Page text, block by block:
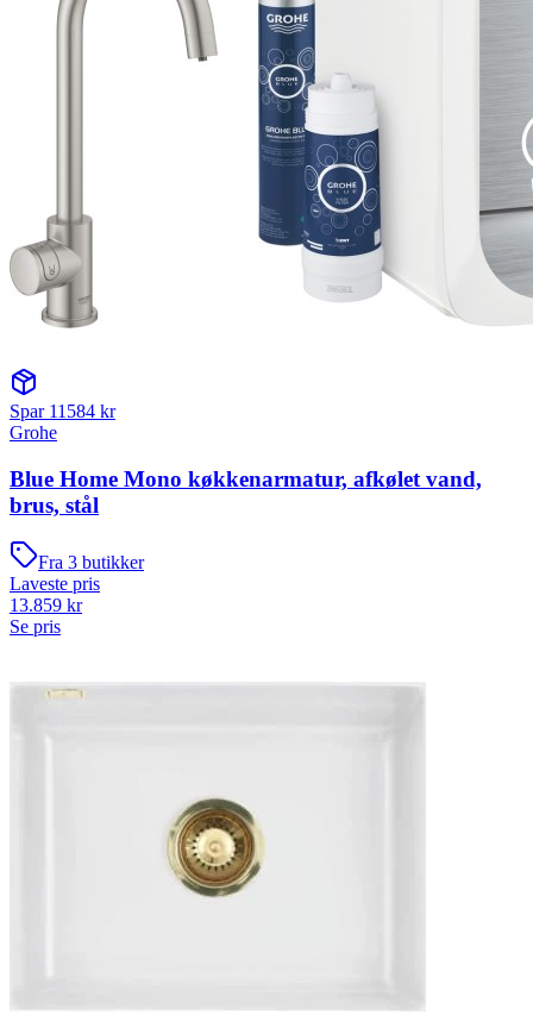
Spar 11584 kr
Grohe
Blue Home Mono køkkenarmatur, afkølet vand,
brus, stål
Fra 3 butikker
Laveste pris
13.859 kr
Se pris